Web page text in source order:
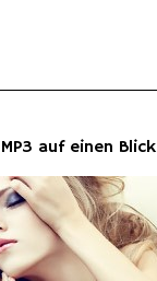
auf einen Blick